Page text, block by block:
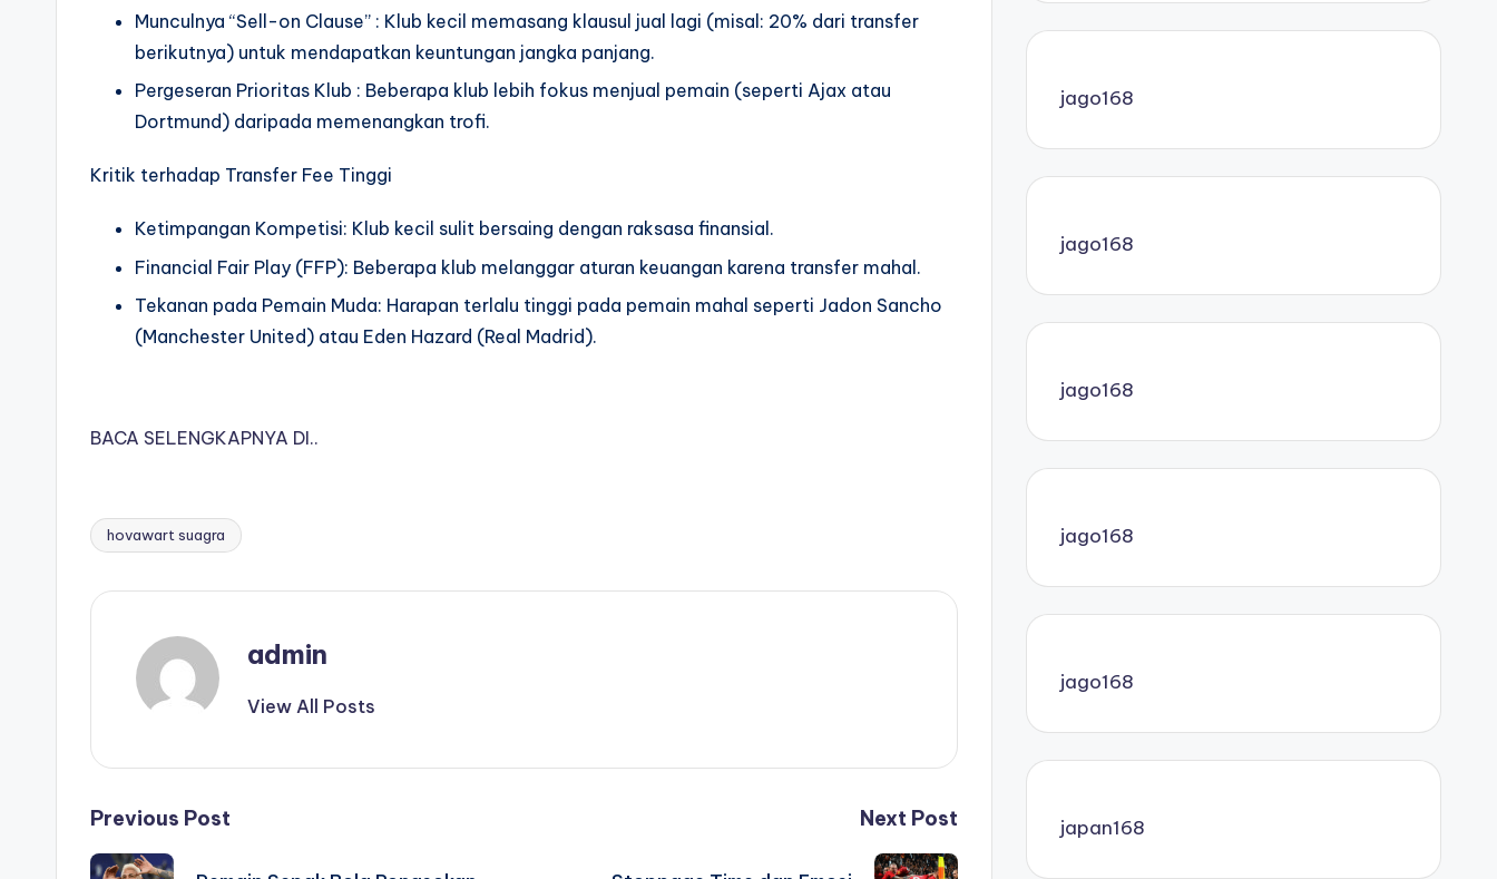
Munculnya “Sell-on Clause” : Klub kecil memasang klausul jual lagi (misal: 20% dari transfer
berikutnya) untuk mendapatkan keuntungan jangka panjang.
Pergeseran Prioritas Klub : Beberapa klub lebih fokus menjual pemain (seperti Ajax atau
Dortmund) daripada memenangkan trofi.
Kritik terhadap Transfer Fee Tinggi
Ketimpangan Kompetisi: Klub kecil sulit bersaing dengan raksasa finansial.
Financial Fair Play (FFP): Beberapa klub melanggar aturan keuangan karena transfer mahal.
Tekanan pada Pemain Muda: Harapan terlalu tinggi pada pemain mahal seperti Jadon Sancho
(Manchester United) atau Eden Hazard (Real Madrid).
BACA SELENGKAPNYA DI..
Tags:
hovawart suagra
admin
View All Posts
Post
Previous Post Next Post
jago168
jago168
jago168
jago168
jago168
japan168